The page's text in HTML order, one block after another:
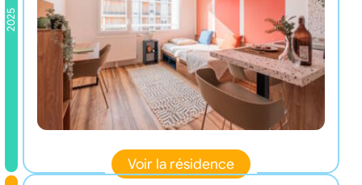
2025
Voir la résidence